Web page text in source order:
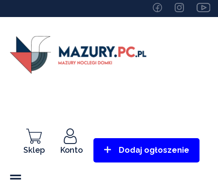
Sklep Konto Dodaj ogłoszenie